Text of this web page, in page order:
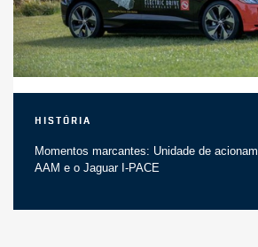
História
Momentos marcantes: Unidade de
AAM e o Jaguar I-PACE